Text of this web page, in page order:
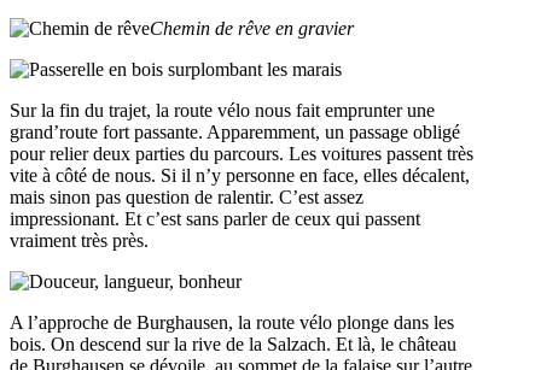
Chemin de rêve en gravier
Sur la fin du trajet, la route vélo nous fait emprunter une
grand’route fort passante. Apparemment, un passage obligé
pour relier deux parties du parcours. Les voitures passent très
vite à côté de nous. Si il n’y personne en face, elles décalent,
mais sinon pas question de ralentir. C’est assez
impressionant. Et c’est sans parler de ceux qui passent
vraiment très près.
A l’approche de Burghausen, la route vélo plonge dans les
bois. On descend sur la rive de la Salzach. Et là, le château
de Burghausen se dévoile, au sommet de la falaise sur l’autre